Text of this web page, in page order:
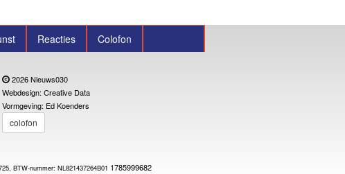
Reacties Colofon
2026 Nieuws030
Webdesign: Creative Data
Vormgeving: Ed Koenders
colofon
BTW-nummer: NL821437264B01 1785999682